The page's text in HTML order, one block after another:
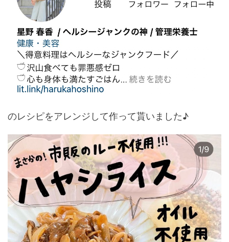
のレシピをアレンジして作って貰いました♪